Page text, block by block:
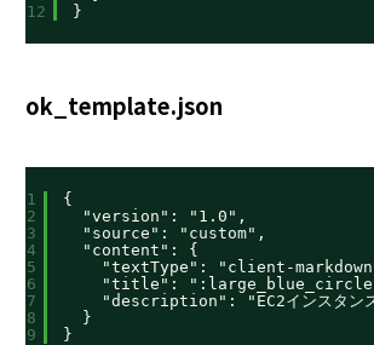
12
}
ok_template.json
1
2
3
4
5
6
7
8
9
{
"version": "1.0",
"source": "custom",
"content": {
"textType": "client-
"title": ":large_blue_circle:
"description": "EC2インスタン
}
}